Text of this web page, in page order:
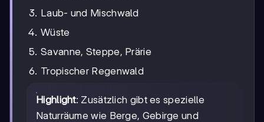
Laub- und Mischwald
Wüste
Savanne, Steppe, Prärie
Tropischer Regenwald
Highlight: Zusätzlich gibt es spezielle
Naturräume wie Berge, Gebirge und